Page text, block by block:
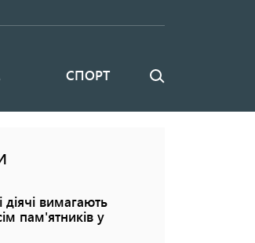
СПОРТ Пошук
діячі вимагають
пам'ятників у